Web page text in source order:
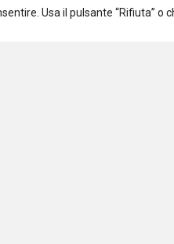
Usa il pulsante “Rifiuta”